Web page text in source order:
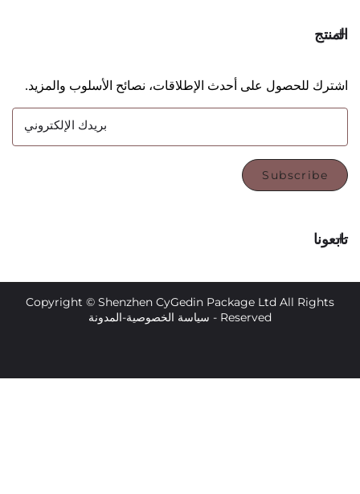
على أحدث الإطلاقات، نصائح الأسلوب والمزيد.
بريدك الإلكتروني
Copyright © Shenzhen CyGedin Package Ltd All
سياسة الخصوصية-المدونة